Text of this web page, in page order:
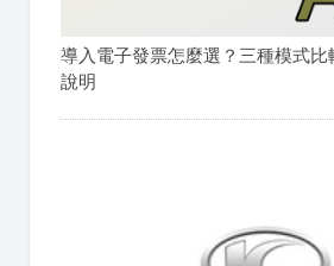
導入電子發票怎麼選？三種模式
說明